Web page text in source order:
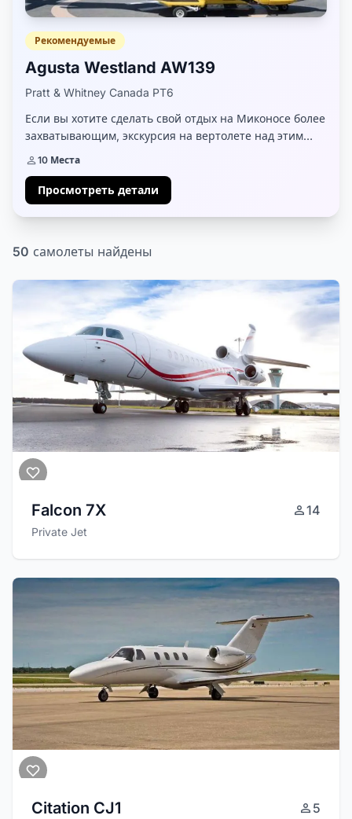
Рекомендуемые
Agusta Westland AW139
Pratt & Whitney Canada PT6
Если вы хотите сделать свой отдых на Миконосе более
захватывающим, экскурсия на вертолете над этим
хотите,...
10 Места
Просмотреть детали
50 самолеты найдены
Falcon 7X 14
Private Jet
Citation CJ1 5